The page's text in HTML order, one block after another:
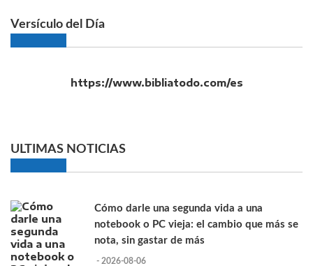
Versículo del Día
https://www.bibliatodo.com/es
ULTIMAS NOTICIAS
Cómo darle una segunda vida a una
notebook o PC vieja: el cambio que más se
nota, sin gastar de más
- 2026-08-06